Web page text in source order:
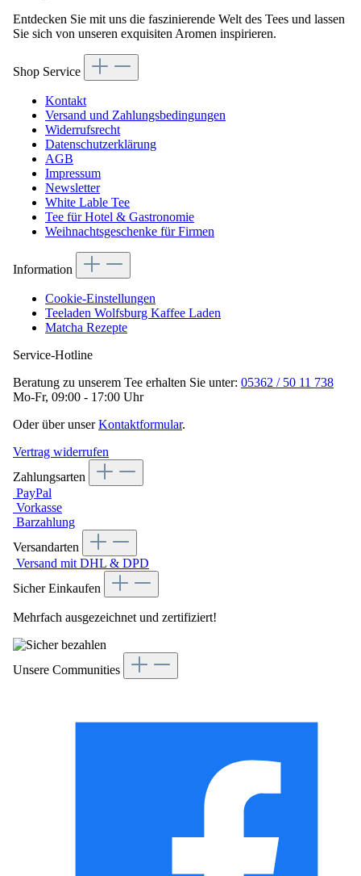
Entdecken Sie mit uns die faszinierende Welt des Tees und lassen
Sie sich von unseren exquisiten Aromen inspirieren.
Shop Service
Kontakt
Versand und Zahlungsbedingungen
Widerrufsrecht
Datenschutzerklärung
AGB
Impressum
Newsletter
White Lable Tee
Tee für Hotel & Gastronomie
Weihnachtsgeschenke für Firmen
Information
Cookie-Einstellungen
Teeladen Wolfsburg Kaffee Laden
Matcha Rezepte
Service-Hotline
Beratung zu unserem Tee erhalten Sie unter: 05362 / 50 11 738
Mo-Fr, 09:00 - 17:00 Uhr
Oder über unserKontaktformular.
Vertrag widerrufen
Zahlungsarten
PayPal
Vorkasse
Barzahlung
Versandarten
Versand mit DHL & DPD
Sicher Einkaufen
Mehrfach ausgezeichnet und zertifiziert!
Unsere Communities